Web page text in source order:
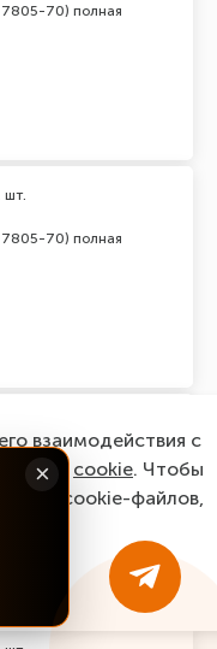
70) полная
70) полная
шт.
70) полная
×
взаимодействия с
файлы cookie. Чтобы
cookie-файлов,